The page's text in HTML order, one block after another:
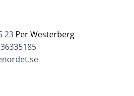
23 Per Westerberg